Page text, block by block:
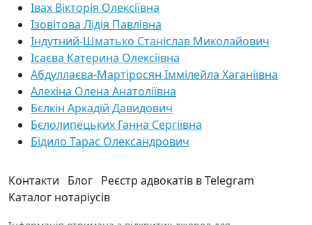
Івах Вікторія Олексіївна
Ізовітова Лідія Павлівна
Індутний-Шматько Станіслав Миколайович
Ісаєва Катерина Олексіївна
Абдуллаєва-Мартіросян Іммілейла Хаганіївна
Алехіна Олена Анатоліївна
Бєлкін Аркадій Давидович
Бєлолипецьких Ганна Сергіївна
Бідило Тарас Олександрович
Контакти Блог Реєстр адвокатів в Telegram
Каталог нотаріусів